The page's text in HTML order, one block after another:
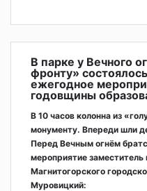
В парке у Вечного
фронту»
ежегодное
годовщины
В 10 часов колонна из
монументу. Впереди шли
Перед Вечным огнём
мероприятие заместитель
Магнитогорского
Муровицкий: